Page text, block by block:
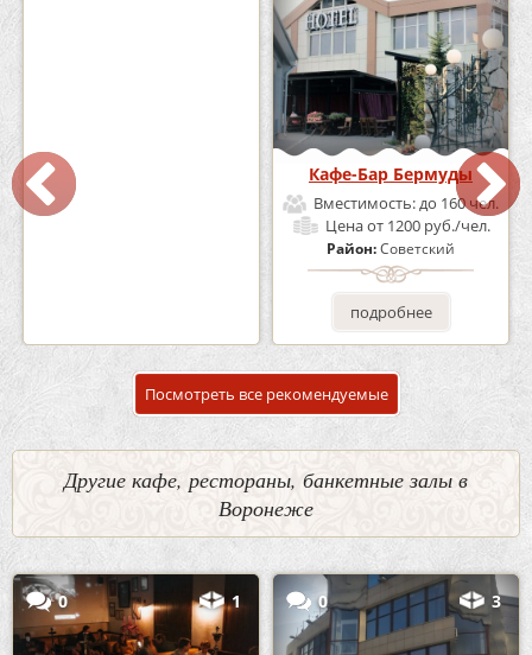
Кафе «Шишка»
Вместимость:
Кафе-Бар Бермуды
Вместимость:до 160 чел.
Ценаот 1200 руб./чел.
Район:Советский
подробнее
Посмотреть все рекомендуемые
Другие кафе, рестораны, банкетные залы в
Воронеже
0 1 0 3